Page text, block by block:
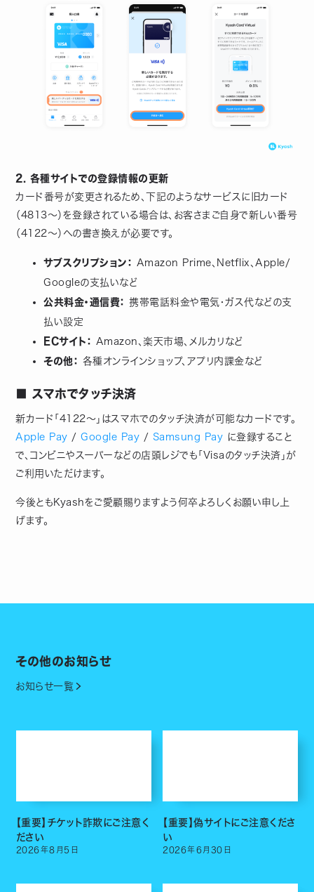
2. 各種サイトでの登録情報の更新
カード番号が変更されるため、下記のようなサービスに旧カード
（4813〜）を登録されている場合は、お客さまご自身で新しい番号
（4122〜）への書き換えが必要です。
サブスクリプション：
Amazon Prime、Netflix、Apple/
Googleの支払いなど
公共料金・通信費： 携帯電話料金や電気・ガス代などの支
払い設定
ECサイト：
Amazon、楽天市場、メルカリなど
その他： 各種オンラインショップ、アプリ内課金など
■ スマホでタッチ決済
新カード「4122〜」はスマホでのタッチ決済が可能なカードです。
Apple Pay /Google Pay / Samsung Pay に登録すること
で、コンビニやスーパーなどの店頭レジでも「Visaのタッチ決済」が
ご利用いただけます。
今後ともKyashをご愛顧賜りますよう何卒よろしくお願い申し上
げます。
その他のお知らせ
お知らせ一覧
【重要】チケット詐欺にご注意く
ださい
2026年8 月 5 日
【重要】偽サイトにご注意くださ
い
2026年6月 30 日